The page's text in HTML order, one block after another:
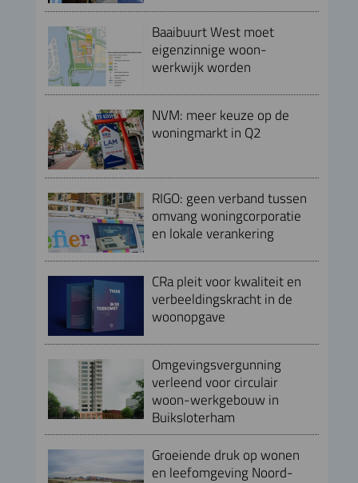
Baaibuurt West moet
eigenzinnige woon-
werkwijk worden
NVM: meer keuze op de
woningmarkt in Q2
RIGO: geen verband tussen
omvang woningcorporatie
en lokale verankering
CRa pleit voor kwaliteit en
verbeeldingskracht in de
woonopgave
Omgevingsvergunning
verleend voor circulair
woon-werkgebouw in
Buiksloterham
Groeiende druk op wonen
en leefomgeving Noord-